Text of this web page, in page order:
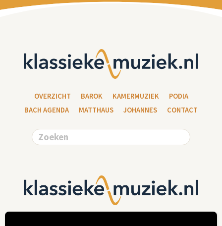
OVERZICHT BAROK KAMERMUZIEK
PODIA
BACH AGENDA
MATTHAUS JOHANNES CONTACT